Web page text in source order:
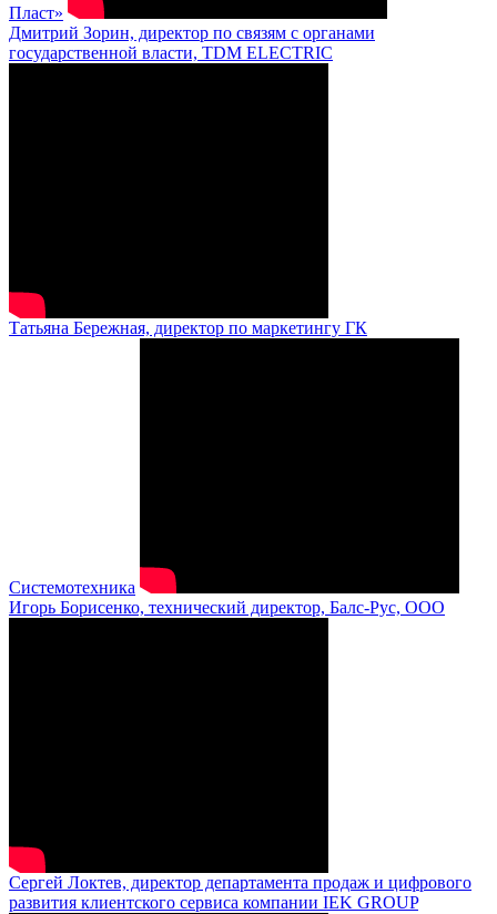
Пласт»
Дмитрий Зорин, директор по связям с органами
государственной власти, TDM ELECTRIC
Татьяна Бережная, директор по маркетингу ГК
Системотехника
Игорь Борисенко, технический директор, Балс-Рус, ООО
Сергей Локтев, директор департамента продаж и цифрового
развития клиентского сервиса компании IEK GROUP